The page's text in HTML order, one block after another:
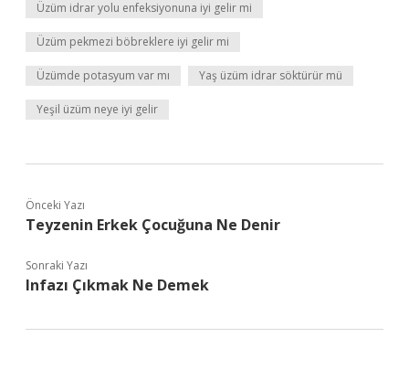
Üzüm idrar yolu enfeksiyonuna iyi gelir mi
Üzüm pekmezi böbreklere iyi gelir mi
Üzümde potasyum var mı Yaş üzüm idrar söktürür mü
Yeşil üzüm neye iyi gelir
Önceki Yazı
Teyzenin Erkek Çocuğuna Ne Denir
Sonraki Yazı
Infazı Çıkmak Ne Demek